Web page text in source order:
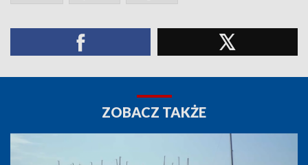
ZOBACZ TAKŻE